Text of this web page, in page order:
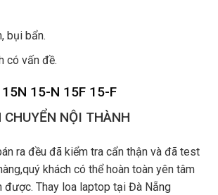
bụi bẩn.
có vấn đề.
15-N 15F 15-F
NỘI THÀNH
ra đều đã kiểm tra cẩn thận và đã test
khách có thể hoàn toàn yên tâm
được. Thay loa laptop tại Đà Nẵng